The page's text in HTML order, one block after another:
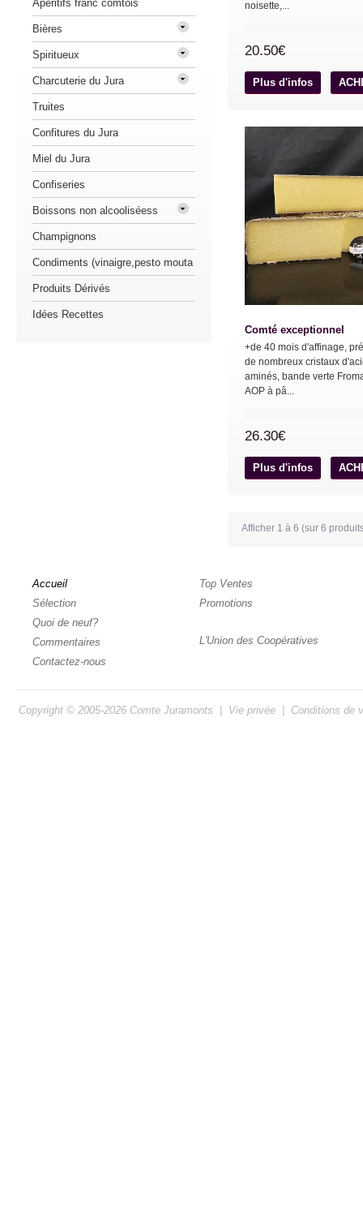
noisette,...
20.50€
Plus d'infos
Comté exceptionnel
+de 40 mois d'affinage,
de nombreux cristaux
aminés, bande verte
AOP à pâ...
26.30€
Plus d'infos
Afficher 1 à 6 (sur 6
Apéritifs franc comtois
Bières
Spiritueux
Charcuterie du Jura
Truites
Confitures du Jura
Miel du Jura
Confiseries
Boissons non alcooliséess
Champignons
Condiments (vinaigre,pesto mouta
Produits Dérivés
Idées Recettes
Accueil
Sélection
Quoi de neuf?
Commentaires
Contactez-nous
Top Ventes
Promotions
L'Union des Coopératives
Copyright © 2005-2026 Comte Juramonts Vie privée Conditions de